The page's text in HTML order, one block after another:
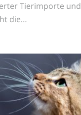
Tierimporte und
die…